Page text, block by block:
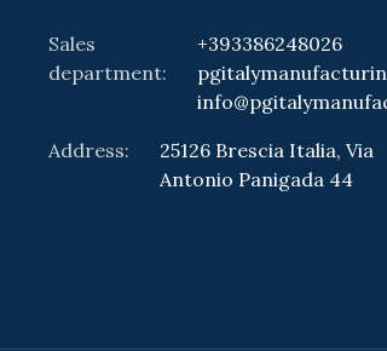
Sales
department:
+393386248026
Address:
25126 Brescia Italia, Via
Antonio Panigada 44